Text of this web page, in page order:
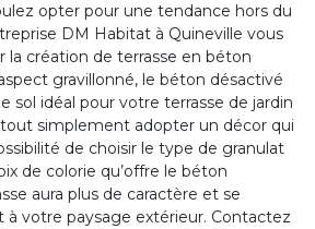
opter pour une tendance hors du
DM Habitat à Quineville vous
la création de terrasse en béton
gravillonné, le béton désactivé
sol idéal pour votre terrasse de jardin
simplement adopter un décor qui
de choisir le type de granulat
de colorie qu’offre le béton
aura plus de caractère et se
votre paysage extérieur. Contactez